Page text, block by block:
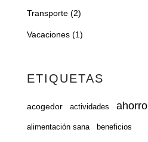
Transporte(2)
Vacaciones(1)
ETIQUETAS
acogedor actividades ahorro
alimentación sana beneficios